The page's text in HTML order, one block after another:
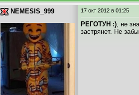
NEMESIS_999 17 окт 2012 в 01:25
РЕГОТУН :), не
застрянет. Не